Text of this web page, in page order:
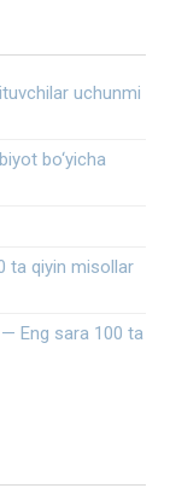
uchunmi
bo‘yicha
ta qiyin misollar
Eng sara 100 ta